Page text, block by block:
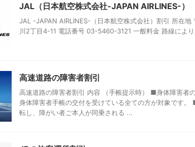
JAL（日本航空株式会社-JAPAN AIRLINES-）
JAL -JAPAN AIRLINES-（日本航空株式会社）割引 所在
川2丁目4-11 電話番号 03-5460-3121 一般料金 路線によ
高速道路の障害者割引
高速道路の障害者割引 内容 （手帳提示時） ■身体障害者
身体障害者手帳の交付を受けている全ての方が対象です
転し、障がい者ご本人が同乗される ...